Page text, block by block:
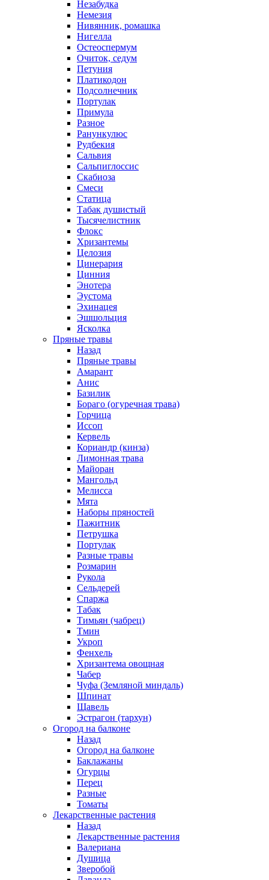
Незабудка
Немезия
Нивянник, ромашка
Нигелла
Остеоспермум
Очиток, седум
Петуния
Платикодон
Подсолнечник
Портулак
Примула
Разное
Ранункулюс
Рудбекия
Сальвия
Сальпиглоссис
Скабиоза
Смеси
Статица
Табак душистый
Тысячелистник
Флокс
Хризантемы
Целозия
Цинерария
Цинния
Энотера
Эустома
Эхинацея
Эшшольция
Ясколка
Пряные травы
Назад
Пряные травы
Амарант
Анис
Базилик
Бораго (огуречная трава)
Горчица
Иссоп
Кервель
Кориандр (кинза)
Лимонная трава
Майоран
Мангольд
Мелисса
Мята
Наборы пряностей
Пажитник
Петрушка
Портулак
Разные травы
Розмарин
Рукола
Сельдерей
Спаржа
Табак
Тимьян (чабрец)
Тмин
Укроп
Фенхель
Хризантема овощная
Чабер
Чуфа (Земляной миндаль)
Шпинат
Щавель
Эстрагон (тархун)
Огород на балконе
Назад
Огород на балконе
Баклажаны
Огурцы
Перец
Разные
Томаты
Лекарственные растения
Назад
Лекарственные растения
Валериана
Душица
Зверобой